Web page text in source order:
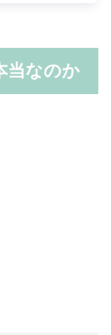
当なのか